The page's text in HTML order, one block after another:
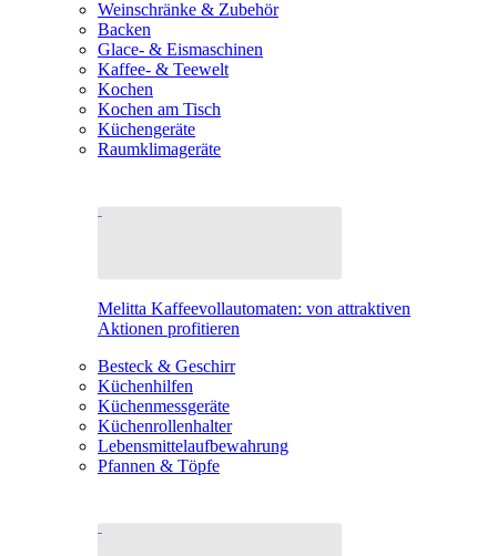
Weinschränke & Zubehör
Backen
Glace- & Eismaschinen
Kaffee- & Teewelt
Kochen
Kochen am Tisch
Küchengeräte
Raumklimageräte
Melitta Kaffeevollautomaten: von attraktiven
Aktionen profitieren
Besteck & Geschirr
Küchenhilfen
Küchenmessgeräte
Küchenrollenhalter
Lebensmittelaufbewahrung
Pfannen & Töpfe